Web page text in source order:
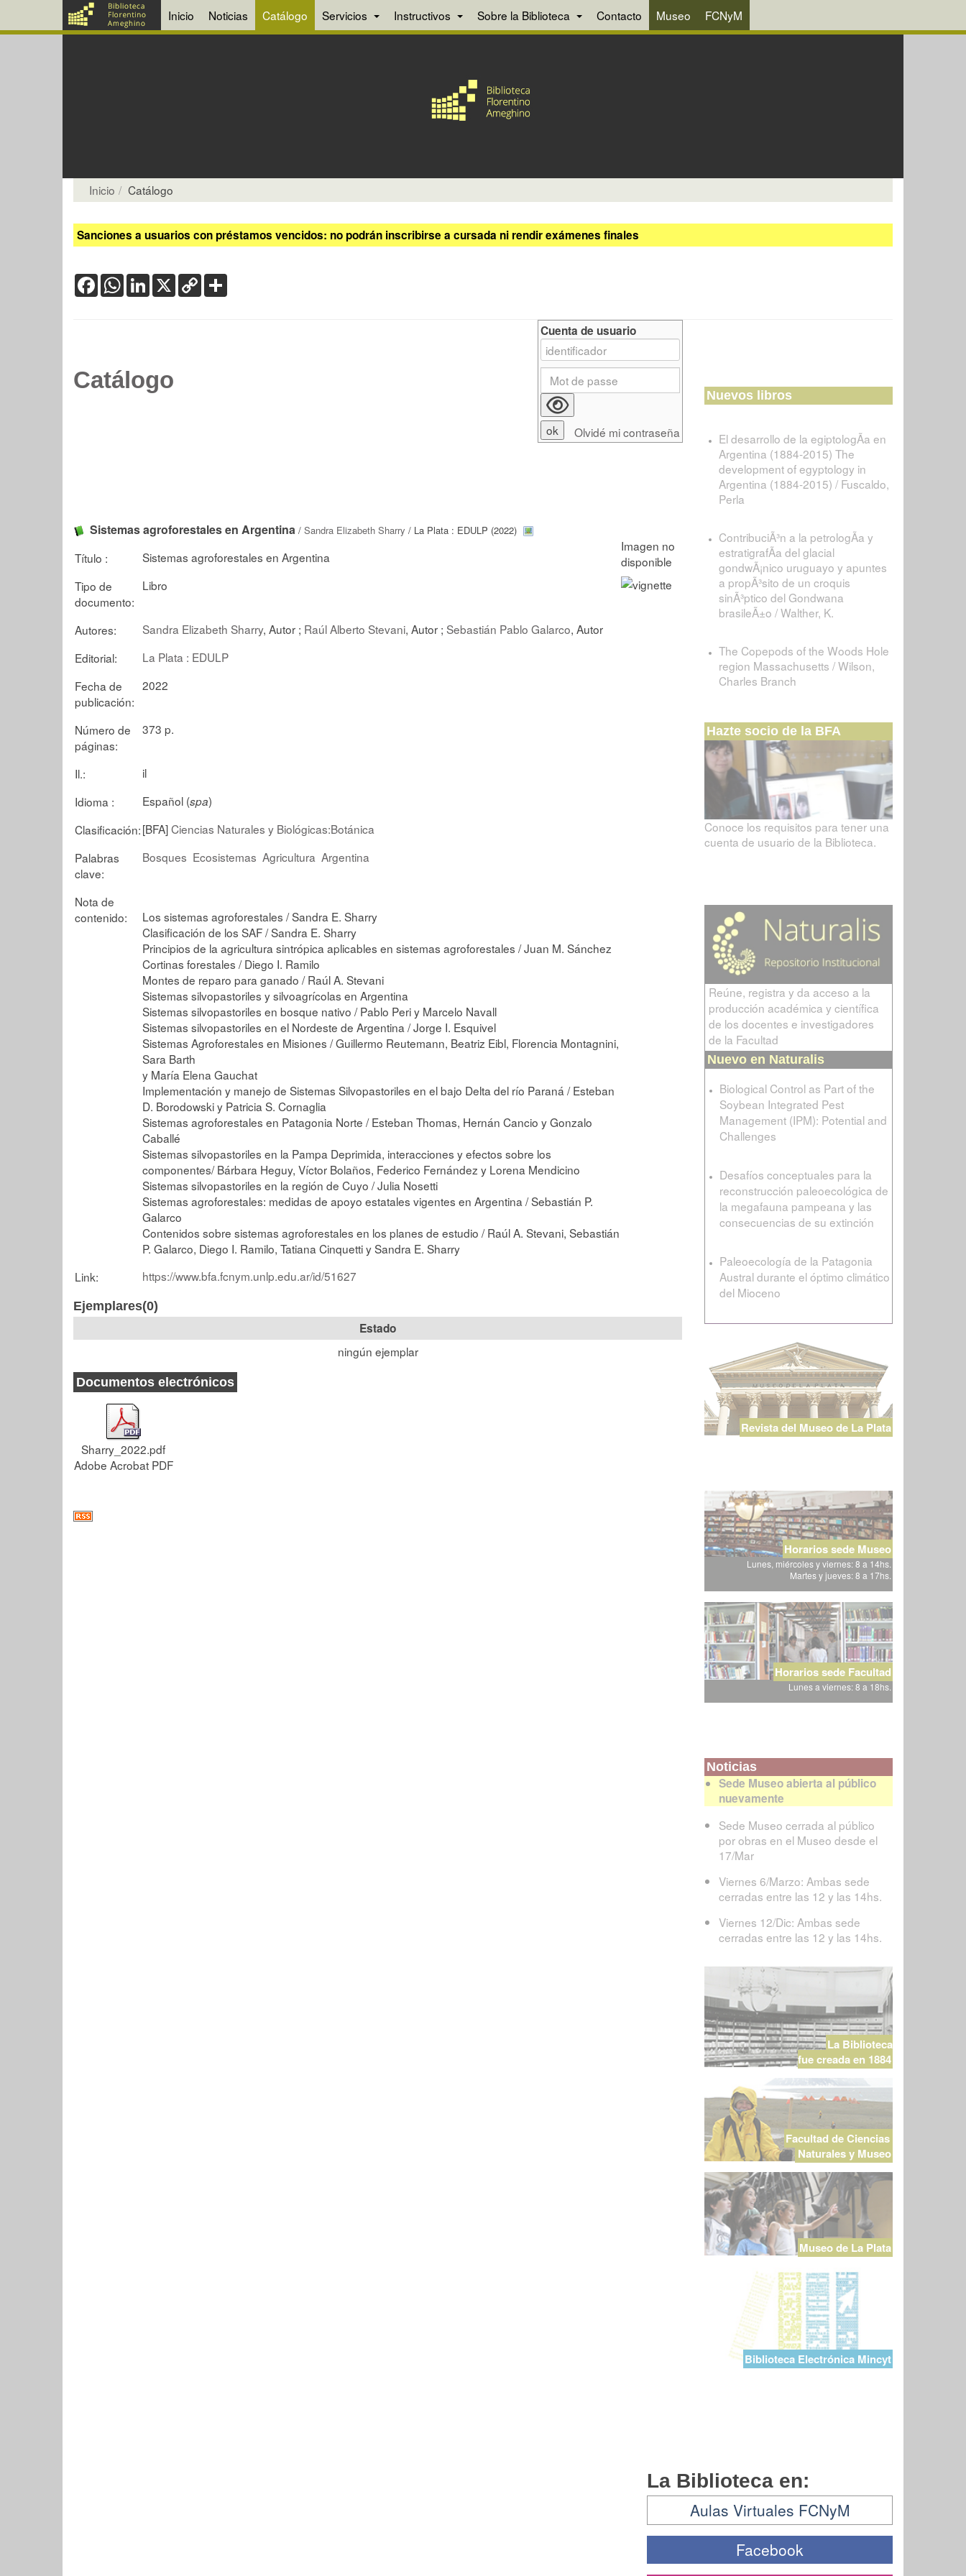
Inicio Noticias Catálogo Servicios Instructivos Sobre la Biblioteca Contacto Museo FCNyM
Inicio Catálogo
Sanciones a usuarios con préstamos vencidos: no podrán inscribirse a cursada ni rendir exámenes finales
FacebookWhatsApp
LinkedIn
X Copy
Link
Catálogo
Sistemas agroforestales en Argentina / Sandra Elizabeth Sharry / La Plata : EDULP (2022)
Título :
Sistemas agroforestales en Argentina
Tipo de
documento:
Libro
Autores: Sandra Elizabeth Sharry, Autor ; Raúl Alberto Stevani, Autor ; Sebastián Pablo Galarco, Autor
Editorial:
La Plata : EDULP
Fecha de
publicación:
2022
Número de
páginas:
373 p.
Il.:
il
Idioma :
Español (spa)
Clasificación:[BFA]Ciencias Naturales y Biológicas:Botánica
Palabras
clave:
Bosques Ecosistemas Agricultura Argentina
Nota de
contenido:
Los sistemas agroforestales / Sandra E. Sharry
Clasificación de los SAF / Sandra E. Sharry
Principios de la agricultura sintrópica aplicables en sistemas agroforestales / Juan M. Sánchez
Cortinas forestales / Diego I. Ramilo
Montes de reparo para ganado / Raúl A. Stevani
Sistemas silvopastoriles y silvoagrícolas en Argentina
Sistemas silvopastoriles en bosque nativo / Pablo Peri y Marcelo Navall
Sistemas silvopastoriles en el Nordeste de Argentina / Jorge I. Esquivel
Sistemas Agroforestales en Misiones / Guillermo Reutemann, Beatriz Eibl, Florencia Montagnini,
Sara Barth
y María Elena Gauchat
Implementación y manejo de Sistemas Silvopastoriles en el bajo Delta del río Paraná / Esteban
D. Borodowski y Patricia S. Cornaglia
Sistemas agroforestales en Patagonia Norte / Esteban Thomas, Hernán Cancio y Gonzalo
Caballé
Sistemas silvopastoriles en la Pampa Deprimida, interacciones y efectos sobre los
componentes/ Bárbara Heguy, Víctor Bolaños, Federico Fernández y Lorena Mendicino
Sistemas silvopastoriles en la región de Cuyo / Julia Nosetti
Sistemas agroforestales: medidas de apoyo estatales vigentes en Argentina / Sebastián P.
Galarco
Contenidos sobre sistemas agroforestales en los planes de estudio / Raúl A. Stevani, Sebastián
P. Galarco, Diego I. Ramilo, Tatiana Cinquetti y Sandra E. Sharry
Link:
https://www.bfa.fcnym.unlp.edu.ar/id/51627
Ejemplares(0)
Estado
ningún ejemplar
Documentos electrónicos
Sharry_2022.pdf
Adobe Acrobat PDF
Cuenta de usuario
Olvidé mi contraseña
Nuevos libros
El desarrollo de la egiptologÃ­a en
Argentina (1884-2015) The
development of egyptology in
Argentina (1884-2015) / Fuscaldo,
Perla
ContribuciÃ³n a la petrologÃ­a y
estratigrafÃ­a del glacial
gondwÃ¡nico uruguayo y apuntes
a propÃ³sito de un croquis
sinÃ³ptico del Gondwana
brasileÃ±o / Walther, K.
The Copepods of the Woods Hole
region Massachusetts / Wilson,
Charles Branch
Hazte socio de la BFA
Conoce los requisitos para tener una
cuenta de usuario de la Biblioteca.
Reúne, registra y da acceso a la
producción académica y científica
de los docentes e investigadores
de la Facultad
Nuevo en Naturalis
Biological Control as Part of the
Soybean Integrated Pest
Management (IPM): Potential and
Challenges
Desafíos conceptuales para la
reconstrucción paleoecológica de
la megafauna pampeana y las
consecuencias de su extinción
Paleoecología de la Patagonia
Austral durante el óptimo climático
del Mioceno
Revista del Museo de La Plata
Horarios sede Museo
Lunes, miércoles y viernes: 8 a 14hs.
Martes y jueves: 8 a 17hs.
Horarios sede Facultad
Lunes a viernes: 8 a 18hs.
Noticias
Sede Museo abierta al público
nuevamente
Sede Museo cerrada al público
por obras en el Museo desde el
17/Mar
Viernes 6/Marzo: Ambas sede
cerradas entre las 12 y las 14hs.
Viernes 12/Dic: Ambas sede
cerradas entre las 12 y las 14hs.
La Biblioteca
fue creada en 1884
Facultad de Ciencias
Naturales y Museo
Museo de La Plata
Biblioteca Electrónica Mincyt
La Biblioteca en:
Aulas Virtuales FCNyM
Facebook